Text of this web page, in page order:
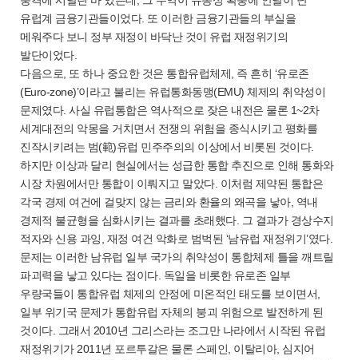
유럽계 금융기관들이었다. 또 이러한 금융기관들의 부실을
메워주다 보니 정부 재정이 바닥난 것이 유럽 재정위기의
발단이었다.
다음으로, 또 하나 중요한 것은 통합유럽체제, 즉 흔히 ‘유로존
(Euro-zone)’이라고 불리는 유럽통화동맹(EMU) 체제의 취약성이
문제였다. 사실 유럽통합은 역사적으로 잦은 내전은 물론 1~2차
세계대전의 악몽을 거치면서 전쟁의 위험을 종식시키고 평화를
진작시키려는 범(範)유럽 민주주의의 이상에서 비롯된 것이다.
하지만 이상과 달리 현실에서는 성급한 통합 추진으로 인해 통화와
시장 차원에서만 통합이 이뤄지고 말았다. 이처럼 제약된 통합은
각국 경제 여건에 걸맞지 않는 금리와 환율의 왜곡을 낳아, 역내
경제적 불균형을 심화시키는 결과를 초래했다. 그 결과가 경상수지
적자와 신용 과잉, 재정 여건 악화로 범벅된 ‘남유럽 재정위기’였다.
문제는 이러한 남유럽 일부 국가의 취약성이 통합체제 틀을 깨트릴
파괴력을 낳고 있다는 점이다. 독일을 비롯한 유로존 일부
우량국들이 통합유럽 체제의 안정에 미온적인 태도를 보이면서,
일부 위기국 문제가 통합유럽 자체의 붕괴 위험으로 발전하게 된
것이다. 그래서 2010년 그리스라는 조그만 나라에서 시작된 유럽
재정위기가 2011년 포르투갈은 물론 스페인, 이탈리아, 심지어